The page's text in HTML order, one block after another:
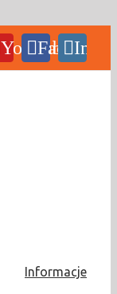
YouTubeFacebook
Informacje